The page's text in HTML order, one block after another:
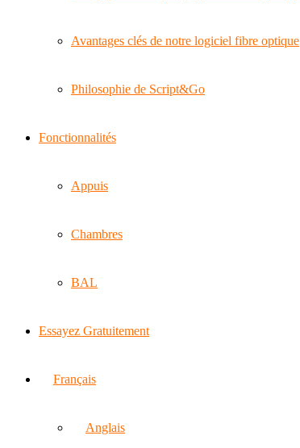
Avantages clés de notre logiciel fibre optique
Philosophie de Script&Go
Fonctionnalités
Appuis
Chambres
BAL
Essayez Gratuitement
Français
Anglais